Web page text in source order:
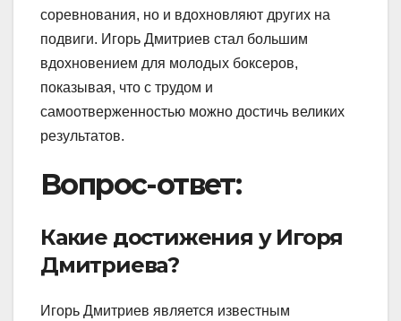
соревнования, но и вдохновляют других на
подвиги. Игорь Дмитриев стал большим
вдохновением для молодых боксеров,
показывая, что с трудом и
самоотверженностью можно достичь великих
результатов.
Вопрос-ответ:
Какие достижения у Игоря
Дмитриева?
Игорь Дмитриев является известным